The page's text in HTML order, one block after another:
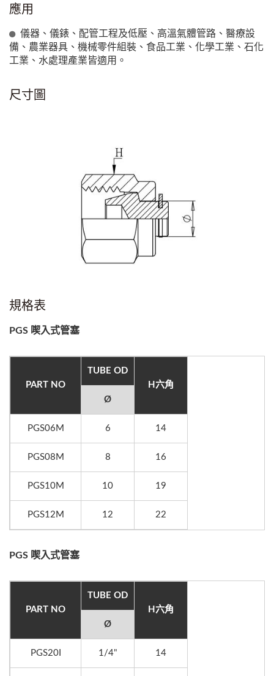
應用
儀器、儀錶、配管工程及低壓、高溫氣體管路、醫療設
備、農業器具、機械零件組裝、食品工業、化學工業、石化
工業、水處理產業皆適用。
尺寸圖
規格表
PGS 喫入式管塞
PART NO
TUBE OD
H六角
Ø
PGS06M 6 14
PGS08M 8 16
PGS10M 10 19
PGS12M 12 22
PGS 喫入式管塞
PART NO
TUBE OD
H六角
Ø
PGS20I 1/4" 14